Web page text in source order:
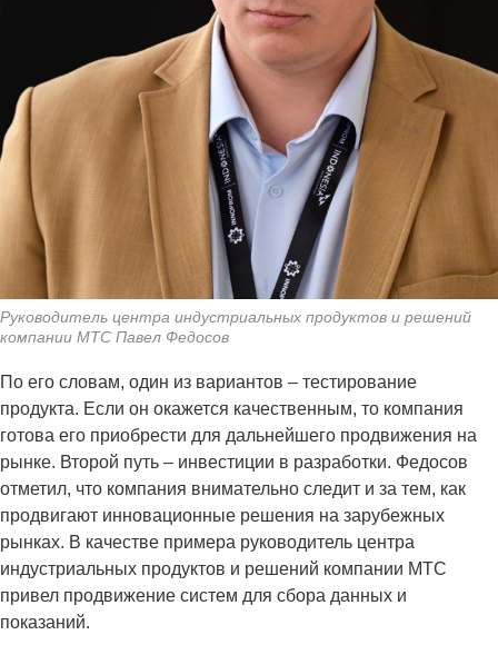
Руководитель центра индустриальных продуктов и решений
компании МТС Павел Федосов
По его словам, один из вариантов – тестирование
продукта. Если он окажется качественным, то компания
готова его приобрести для дальнейшего продвижения на
рынке. Второй путь – инвестиции в разработки. Федосов
отметил, что компания внимательно следит и за тем, как
продвигают инновационные решения на зарубежных
рынках. В качестве примера руководитель центра
индустриальных продуктов и решений компании МТС
привел продвижение систем для сбора данных и
показаний.